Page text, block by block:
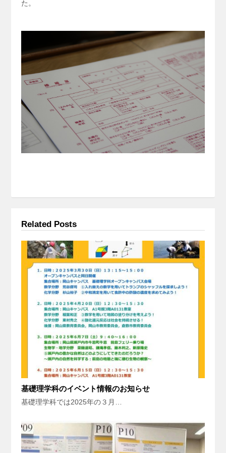
た。
Related Posts
基礎理学科のイベント情報のお知らせ
基礎理学科では2025年の３月…